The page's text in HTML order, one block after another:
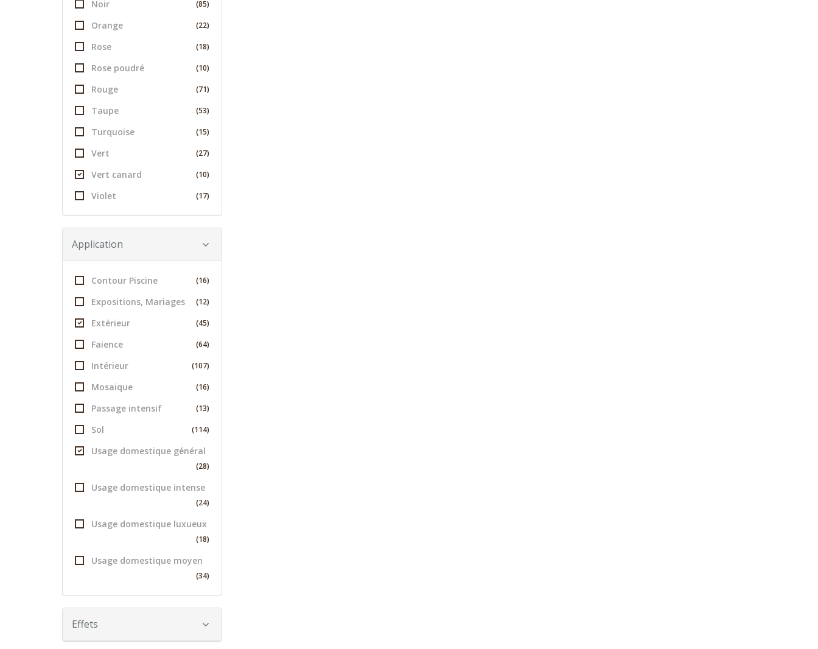
Noir (85)
Orange (22)
Rose (18)
Rose poudré (10)
Rouge (71)
Taupe (53)
Turquoise (15)
Vert (27)
Vert canard (10)
Violet (17)
Application
Contour Piscine (16)
Expositions, Mariages (12)
Extérieur (45)
Faience (64)
Intérieur (107)
Mosaique (16)
Passage intensif (13)
Sol (114)
Usage domestique général
(28)
Usage domestique intense
(24)
Usage domestique luxueux
(18)
Usage domestique moyen
(34)
Effets